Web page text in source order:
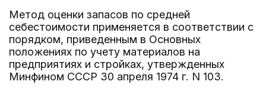
Метод оценки запасов по средней
себестоимости применяется в соответствии с
порядком, приведенным в Основных
положениях по учету материалов на
предприятиях и стройках, утвержденных
Минфином СССР 30 апреля 1974 г. N 103.